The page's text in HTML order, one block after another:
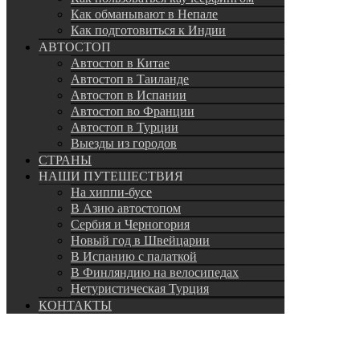
Как обманывают в Непале
Как подготовиться к Индии
АВТОСТОП
Автостоп в Китае
Автостоп в Таиланде
Автостоп в Испании
Автостоп во Франции
Автостоп в Турции
Выезды из городов
СТРАНЫ
НАШИ ПУТЕШЕСТВИЯ
На хиппи-бусе
В Азию автостопом
Сербия и Черногория
Новый год в Швейцарии
В Испанию с палаткой
В Финляндию на велосипедах
Нетуристическая Турция
КОНТАКТЫ